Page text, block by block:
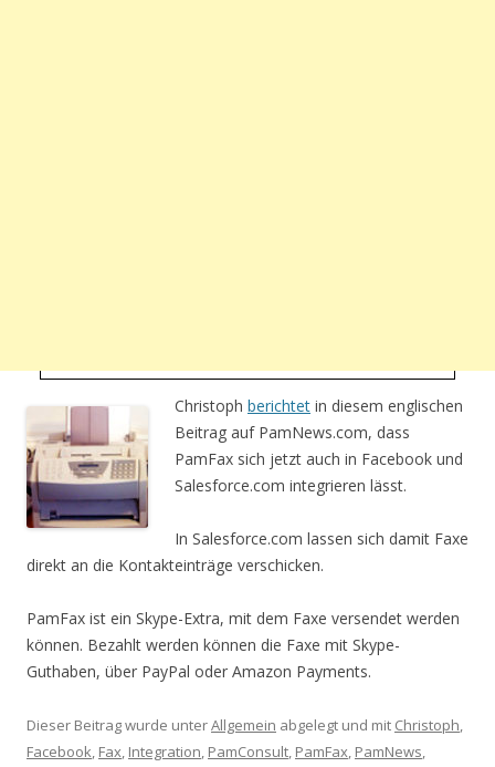
Christoph berichtet in diesem englischen
Beitrag auf PamNews.com, dass
PamFax sich jetzt auch in Facebook und
Salesforce.com integrieren lässt.
In Salesforce.com lassen sich damit Faxe
direkt an die Kontakteinträge verschicken.
PamFax ist ein Skype-Extra, mit dem Faxe versendet werden
können. Bezahlt werden können die Faxe mit Skype-
Guthaben, über PayPal oder Amazon Payments.
Dieser Beitrag wurde unterAllgemein abgelegt und mit Christoph,
Facebook, Fax, Integration, PamConsult, PamFax, PamNews,